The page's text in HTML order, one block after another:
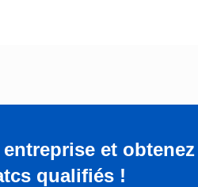
et obtenez
qualifiés !